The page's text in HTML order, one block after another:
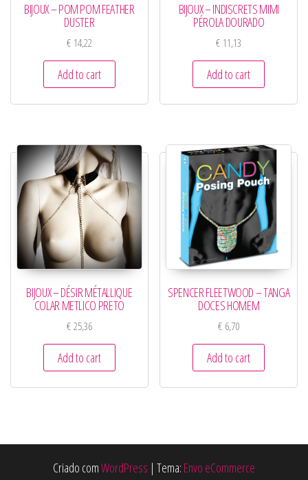
BIJOUX – POM POM FEATHER
DUSTER
€14,22
Add to cart
BIJOUX – INDISCRETS MIMI
PÉROLA DOURADO
€ 11,13
Add to cart
BIJOUX – DÉSIR MÉTALLIQUE
COLAR METLICO PRETO
€25,36
Add to cart
SPENCER FLEETWOOD – TANGA
DOCES HOMEM
€ 6,70
Add to cart
Criado comWordPress | Tema: Envo eCommerce